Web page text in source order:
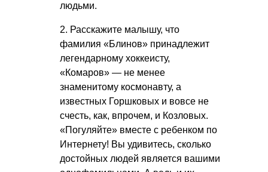
людьми.
2. Расскажите малышу, что
фамилия «Блинов» принадлежит
легендарному хоккеисту,
«Комаров» — не менее
знаменитому космонавту, а
известных Горшковых и вовсе не
счесть, как, впрочем, и Козловых.
«Погуляйте» вместе с ребенком по
Интернету! Вы удивитесь, сколько
достойных людей является вашими